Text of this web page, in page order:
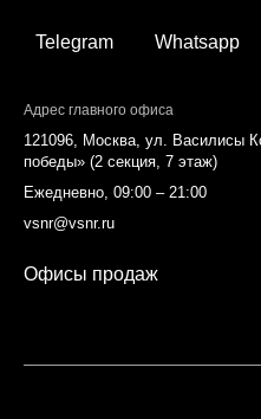
Telegram Whatsapp
Адрес главного офиса
121096, Москва, ул. Василисы
победы» (2 секция, 7 этаж)
Ежедневно, 09:00 – 21:00
vsnr@vsnr.ru
Офисы продаж